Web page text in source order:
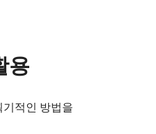
용
기적인 방법을